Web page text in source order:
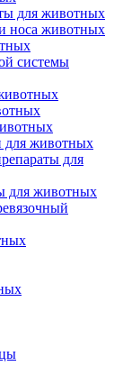
для животных
носа животных
системы
для животных
для
для животных